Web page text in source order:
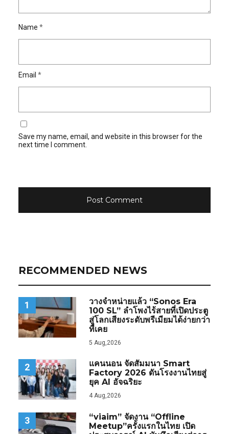
Name *
Email *
Save my name, email, and website in this browser for the
next time I comment.
RECOMMENDED NEWS
1
วางจำหน่ายแล้ว “Sonos Era
100 SL” ลำโพงไร้สายที่เปิดประตู
สู่โลกเสียงระดับพรีเมียมได้ง่ายกว่า
ที่เคย
5 Aug,2026
2
แคนนอน จัดสัมมนา Smart
Factory 2026 ดันโรงงานไทยสู่
ยุค AI อัจฉริยะ
4 Aug,2026
3
“viaim” จัดงาน “Offline
Meetup”ครั้งแรกในไทย เปิด